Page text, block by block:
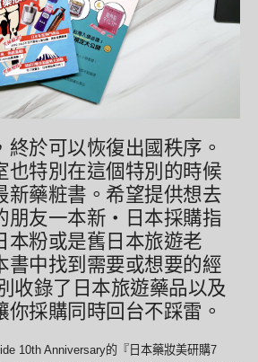
終於可以恢復出國秩序。
也特別在這個特別的時候
新藥粧書。希望提供想去
朋友一本新・日本採購指
本粉或是舊日本旅遊老
書中找到需要或想要的經
收錄了日本旅遊藥品以及
你採購同時回台不踩雷。
10th Anniversary的『日本藥妝美研購7